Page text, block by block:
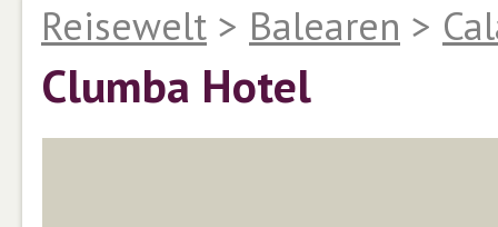
Reisewelt > Balearen >
Clumba Hotel